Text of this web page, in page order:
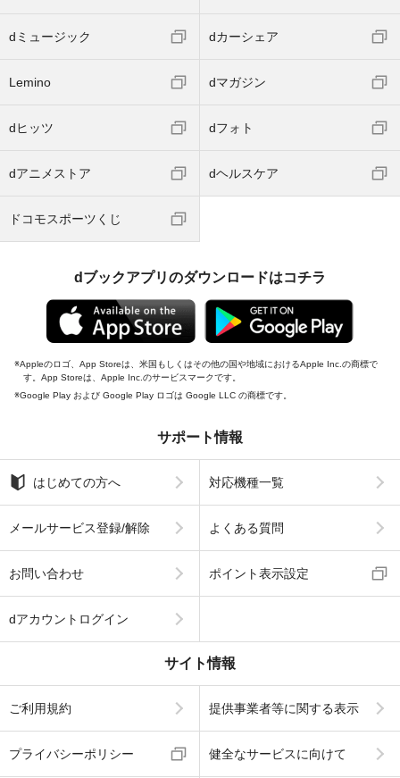
dミュージック dカーシェア
Lemino dマガジン
dヒッツ dフォト
dアニメストア dヘルスケア
ドコモスポーツくじ
dブックアプリのダウンロードはコチラ
Appleのロゴ、App Storeは、米国もしくはその他の国や地域におけるApple Inc.の商標で
す。App Storeは、Apple Inc.のサービスマークです。
Google Play および Google Play ロゴは Google LLC の商標です。
サポート情報
はじめての方へ 対応機種一覧
メールサービス登録/解除 よくある質問
お問い合わせ ポイント表示設定
dアカウントログイン
サイト情報
ご利用規約 提供事業者等に関する表示
プライバシーポリシー 健全なサービスに向けて